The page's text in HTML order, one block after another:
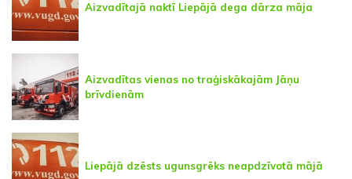
Aizvadītajā naktī Liepājā dega dārza māja
Aizvadītas vienas no traģiskākajām Jāņu
brīvdienām
Liepājā dzēsts ugunsgrēks neapdzīvotā mājā